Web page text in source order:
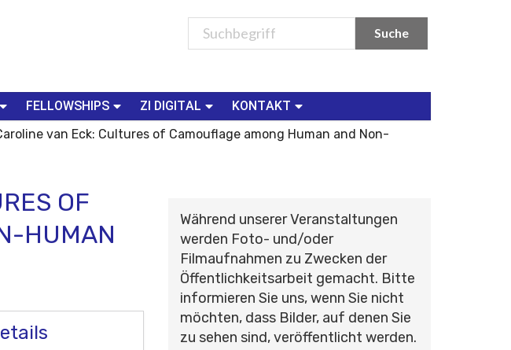
FELLOWSHIPS ZI DIGITAL
KONTAKT
van Eck: Cultures of Camouflage among Human and Non-
OF
HUMAN
Während unserer Veranstaltungen
werden Foto- und/oder
Filmaufnahmen zu Zwecken der
Öffentlichkeitsarbeit gemacht. Bitte
informieren Sie uns, wenn Sie nicht
möchten, dass Bilder, auf denen Sie
zu sehen sind, veröffentlicht werden.